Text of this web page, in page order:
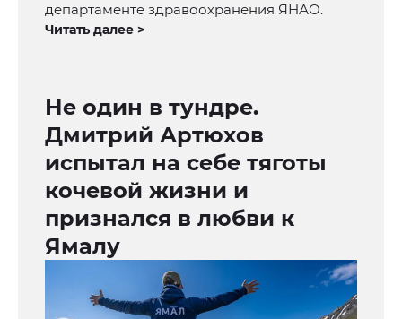
департаменте здравоохранения ЯНАО.
Читать далее >
Не один в тундре.
Дмитрий Артюхов
испытал на себе тяготы
кочевой жизни и
признался в любви к
Ямалу